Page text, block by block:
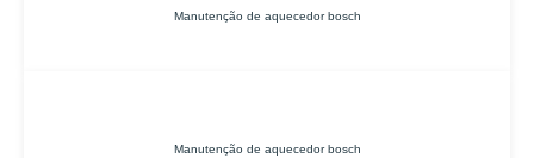
Manutenção de aquecedor bosch
Manutenção de aquecedor bosch